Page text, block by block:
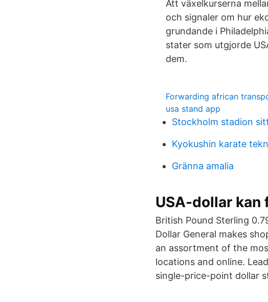
Att växelkurserna
och signaler om hur
grundande i
stater som utgjorde
dem.
Forwarding african
usa stand app
Stockholm stadion
Kyokushin karate
Gränna amalia
USA-dollar kan
British Pound Sterling
Dollar General makes
an assortment of the
locations and online.
single-price-point dollar